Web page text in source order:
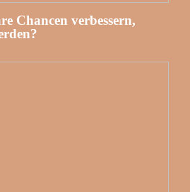
Chancen verbessern,